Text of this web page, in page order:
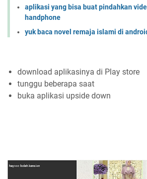
aplikasi yang bisa buat pindahkan
handphone
yuk baca novel remaja islami di
download aplikasinya di Play store
tunggu beberapa saat
buka aplikasi upside down